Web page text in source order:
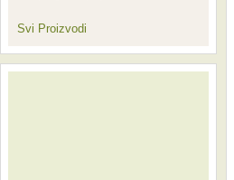
Svi Proizvodi